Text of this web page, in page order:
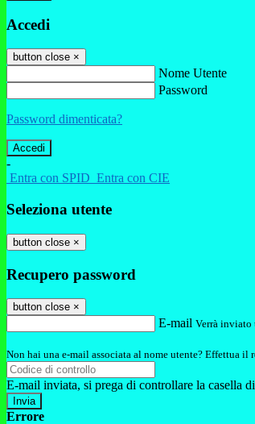
Accedi
button close ×
Nome Utente
Password
Password dimenticata?
-
Entra con SPID Entra con CIE
Seleziona utente
button close ×
Recupero password
button close ×
E-mail Verrà inviato
Non hai una e-mail associata al nome utente? Effettua il
E-mail inviata, si prega di controllare la casella
Errore